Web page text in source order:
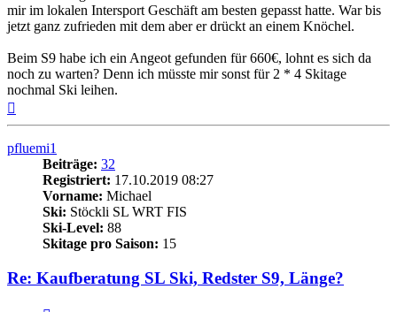
mir im lokalen Intersport Geschäft am besten gepasst hatte. War bis
jetzt ganz zufrieden mit dem aber er drückt an einem Knöchel.
Beim S9 habe ich ein Angeot gefunden für 660€, lohnt es sich da
noch zu warten? Denn ich müsste mir sonst für 2 * 4 Skitage
nochmal Ski leihen.
pfluemi1
Beiträge: 32
Registriert: 17.10.2019 08:27
Vorname: Michael
Ski: Stöckli SL WRT FIS
Ski-Level: 88
Skitage pro Saison: 15
Re: Kaufberatung SL Ski, Redster S9, Länge?